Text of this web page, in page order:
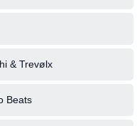
& Trevølx
Beats